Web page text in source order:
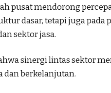
pusat mendorong
dasar, tetapi juga
sektor jasa.
sinergi lintas sektor
dan berkelanjutan.